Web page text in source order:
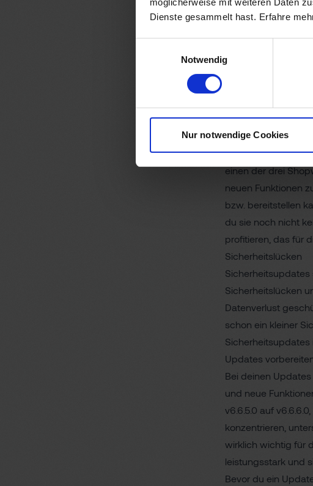
Dienste gesammelt hast. Erfahre
Notwendig
Nur notwendige Cookies
Es ist sinnvoll,
dazwischen
relevant ist.
bringt ist ein
haben: Bei
Neue Features
genutzte
da weiter, wie du
einen der drei
neuen Funktionen
bzw. bereitstellen
du sie noch nicht
profitieren, das für
Sicherheitslücken
Sicherheitsupdates
Sicherheitslücken
Datenverlust
schon ein kleiner
Updates
Bei deinen
und neue
v6.6.5.0 auf
konzentrieren,
wirklich wichtig für
leistungsstark und
Bevor du ein